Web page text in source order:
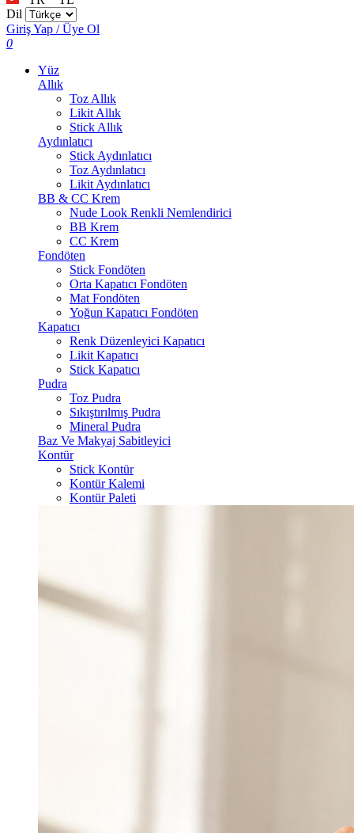
Dil
Giriş Yap / Üye Ol
0
Yüz
Allık
Toz Allık
Likit Allık
Stick Allık
Aydınlatıcı
Stick Aydınlatıcı
Toz Aydınlatıcı
Likit Aydınlatıcı
BB & CC Krem
Nude Look Renkli Nemlendirici
BB Krem
CC Krem
Fondöten
Stick Fondöten
Orta Kapatıcı Fondöten
Mat Fondöten
Yoğun Kapatıcı Fondöten
Kapatıcı
Renk Düzenleyici Kapatıcı
Likit Kapatıcı
Stick Kapatıcı
Pudra
Toz Pudra
Sıkıştırılmış Pudra
Mineral Pudra
Baz Ve Makyaj Sabitleyici
Kontür
Stick Kontür
Kontür Kalemi
Kontür Paleti